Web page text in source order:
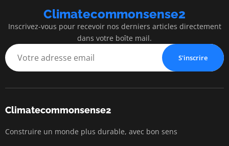
Climatecommonsense2
Inscrivez-vous pour recevoir nos derniers articles directement
dans votre boîte mail.
S'inscrire
Climatecommonsense2
Construire un monde plus durable, avec bon sens